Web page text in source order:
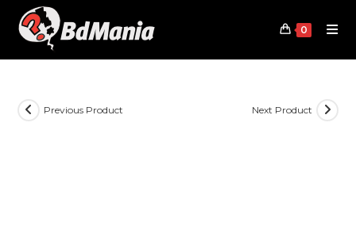
content
0
Previous Product Next Product